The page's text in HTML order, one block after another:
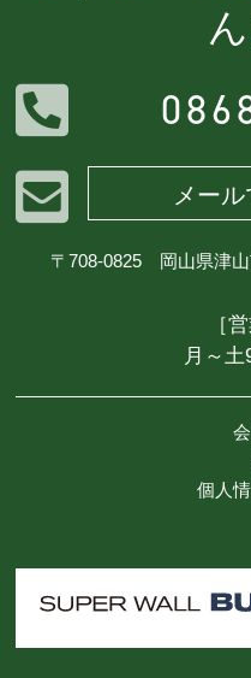
メー
〒708-0825 岡山県津山
［
月～
個人